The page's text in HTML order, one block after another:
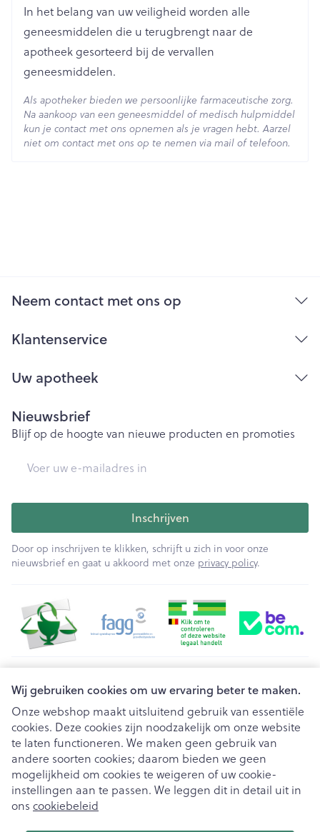
Wij gebruiken cookies om uw ervaring beter te maken.
Onze webshop maakt uitsluitend gebruik van essentiële
cookies. Deze cookies zijn noodzakelijk om onze website
te laten functioneren. We maken geen gebruik van
andere soorten cookies; daarom bieden we geen
mogelijkheid om cookies te weigeren of uw cookie-
instellingen aan te passen. We leggen dit in detail uit in
ons cookiebeleid
Behoud Kamertemperatuur (15°C - 25°C)
In het belang van uw veiligheid worden alle
geneesmiddelen die u terugbrengt naar de
apotheek gesorteerd bij de vervallen
geneesmiddelen.
Als apotheker bieden we persoonlijke farmaceutische zorg.
Na aankoop van een geneesmiddel of medisch hulpmiddel
kun je contact met ons opnemen als je vragen hebt. Aarzel
niet om contact met ons op te nemen via mail of telefoon.
Neem contact met ons op
Klantenservice
Uw apotheek
Nieuwsbrief
Blijf op de hoogte van nieuwe producten en promoties
Inschrijven
Door op inschrijven te klikken, schrijft u zich in voor onze
nieuwsbrief en gaat u akkoord met onze privacy policy.
Juridische links